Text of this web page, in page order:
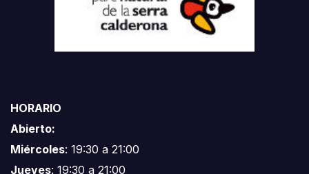
HORARIO
Abierto:
Miércoles: 19:30 a 21:00
Jueves: 19:30 a 21:00